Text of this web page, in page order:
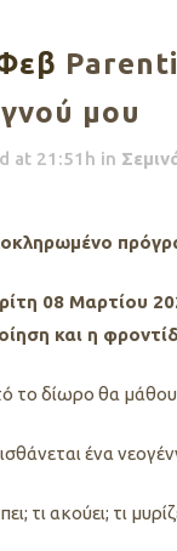
μου
at 21:51h in
08 Μαρτίου
και η
το δίωρο θα
ένα
τι ακούει; τι